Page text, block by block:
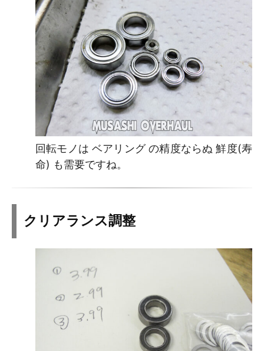
回転モノは ベアリング の精度ならぬ 鮮度(寿
命) も需要ですね。
クリアランス調整